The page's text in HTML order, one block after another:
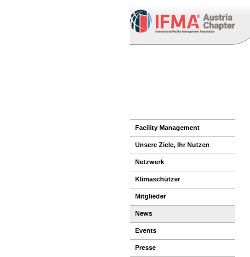
Facility Management
Unsere Ziele, Ihr Nutzen
Netzwerk
Klimaschützer
Mitglieder
News
Events
Presse